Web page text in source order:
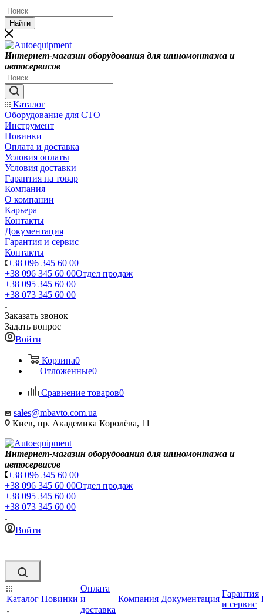
Найти
Интернет-магазин оборудования для шиномонтажа и
автосервисов
Каталог
Оборудование для СТО
Инструмент
Новинки
Оплата и доставка
Условия оплаты
Условия доставки
Гарантия на товар
Компания
О компании
Карьера
Контакты
Документация
Гарантия и сервис
Контакты
+38 096 345 60 00
+38 096 345 60 00Отдел продаж
+38 095 345 60 00
+38 073 345 60 00
Заказать звонок
Задать вопрос
Войти
Корзина0
Отложенные0
Сравнение товаров0
sales@mbavto.com.ua
Киев, пр. Академика Королёва, 11
Интернет-магазин оборудования для шиномонтажа и
автосервисов
+38 096 345 60 00
+38 096 345 60 00Отдел продаж
+38 095 345 60 00
+38 073 345 60 00
Войти
Каталог Новинки
Оплата
и
доставка
Компания Документация
Гарантия
и сервис